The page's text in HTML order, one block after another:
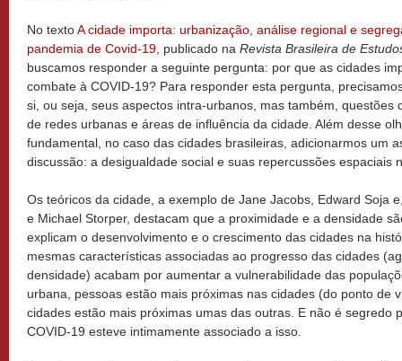
No textoA cidade importa: urbanização, análise regional e
pandemia de Covid-19 , publicado na Revista Brasileira de
buscamos responder a seguinte pergunta: por que as cidades
combate à COVID-19? Para responder esta pergunta,
si, ou seja, seus aspectos intra-urbanos, mas também, questões
de redes urbanas e áreas de influência da cidade. Além desse
fundamental, no caso das cidades brasileiras, adicionarmos um
discussão: a desigualdade social e suas repercussões espaciais
Os teóricos da cidade, a exemplo de Jane Jacobs, Edward Soja
e Michael Storper, destacam que a proximidade e a densidade
explicam o desenvolvimento e o crescimento das cidades na
mesmas características associadas ao progresso das cidades
densidade) acabam por aumentar a vulnerabilidade das
urbana, pessoas estão mais próximas nas cidades (do ponto de
cidades estão mais próximas umas das outras. E não é segredo
COVID-19 esteve intimamente associado a isso.